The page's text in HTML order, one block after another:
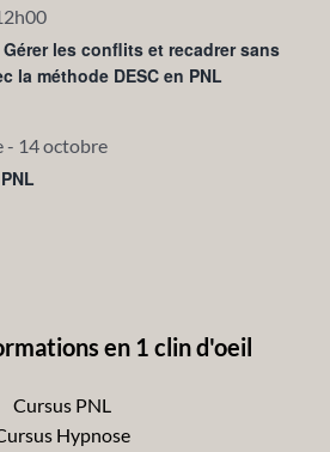
les conflits et recadrer sans
la méthode DESC en PNL
- 14 octobre
en 1 clin d'oeil
Cursus PNL
Hypnose